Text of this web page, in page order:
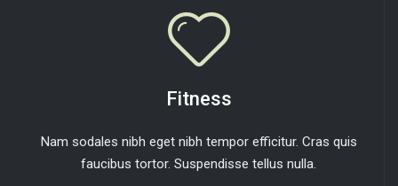
Fitness
Nam sodales nibh eget nibh tempor efficitur. Cras quis
faucibus tortor. Suspendisse tellus nulla.